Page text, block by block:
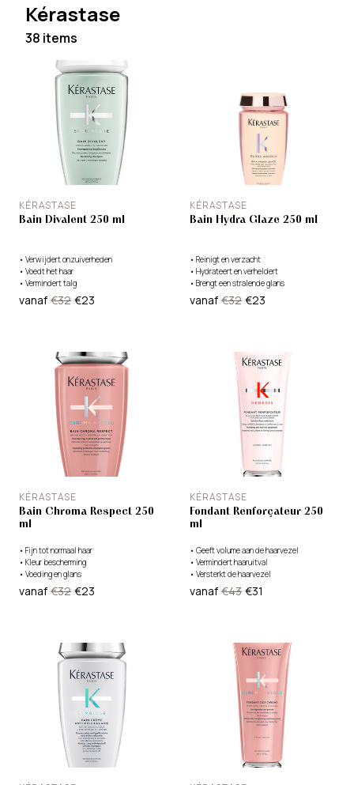
Kérastase
38 items
KÉRASTASE
Bain Divalent 250 ml
• Verwijdert onzuiverheden
• Voedt het haar
• Vermindert talg
vanaf €32 €23
KÉRASTASE
Bain Hydra Glaze 250 ml
• Reinigt en verzacht
• Hydrateert en verheldert
• Brengt een stralende glans
vanaf €32 €23
KÉRASTASE
Bain Chroma Respect 250
ml
• Fijn tot normaal haar
• Kleur bescherming
• Voeding en glans
vanaf €32 €23
KÉRASTASE
Fondant Renforçateur 250
ml
• Geeft volume aan de haarvezel
• Vermindert haaruitval
• Versterkt de haarvezel
vanaf €43 €31